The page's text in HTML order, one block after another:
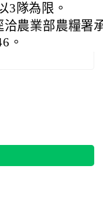
3隊為限。
農業部農糧署
。